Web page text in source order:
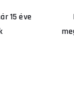
15 éve